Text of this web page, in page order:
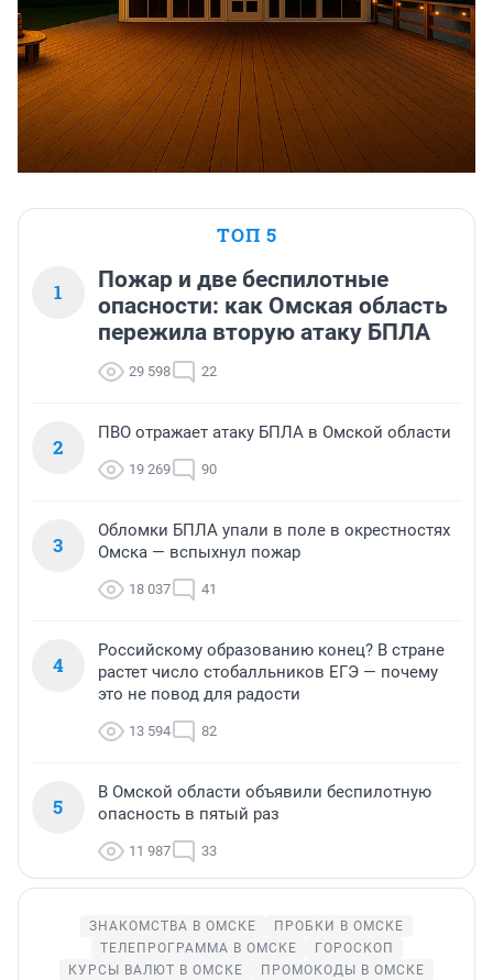
ТОП 5
1
Пожар и две беспилотные
опасности: как Омская область
пережила вторую атаку БПЛА
29 598 22
2
ПВО отражает атаку БПЛА в Омской области
19 269 90
3
Обломки БПЛА упали в поле в окрестностях
Омска — вспыхнул пожар
18 037 41
4
Российскому образованию конец? В стране
растет число стобалльников ЕГЭ — почему
это не повод для радости
13 594 82
5
В Омской области объявили беспилотную
опасность в пятый раз
11 987 33
ЗНАКОМСТВА В ОМСКЕ
ПРОБКИ В ОМСКЕ
ТЕЛЕПРОГРАММА В ОМСКЕ
ГОРОСКОП
КУРСЫ ВАЛЮТ В ОМСКЕ
ПРОМОКОДЫ В ОМСКЕ